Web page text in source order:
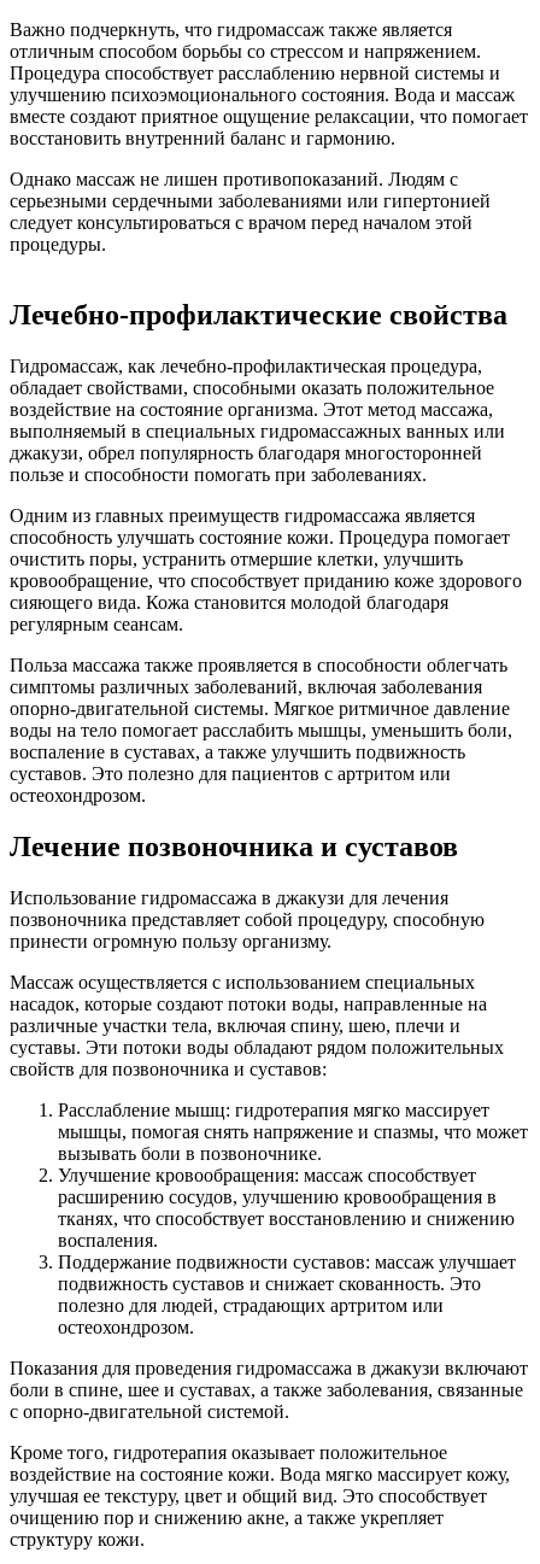
Важно подчеркнуть, что гидромассаж также является
отличным способом борьбы со стрессом и напряжением.
Процедура способствует расслаблению нервной системы и
улучшению психоэмоционального состояния. Вода и массаж
вместе создают приятное ощущение релаксации, что помогает
восстановить внутренний баланс и гармонию.
Однако массаж не лишен противопоказаний. Людям с
серьезными сердечными заболеваниями или гипертонией
следует консультироваться с врачом перед началом этой
процедуры.
Лечебно-профилактические свойства
Гидромассаж, как лечебно-профилактическая процедура,
обладает свойствами, способными оказать положительное
воздействие на состояние организма. Этот метод массажа,
выполняемый в специальных гидромассажных ванных или
джакузи, обрел популярность благодаря многосторонней
пользе и способности помогать при заболеваниях.
Одним из главных преимуществ гидромассажа является
способность улучшать состояние кожи. Процедура помогает
очистить поры, устранить отмершие клетки, улучшить
кровообращение, что способствует приданию коже здорового
сияющего вида. Кожа становится молодой благодаря
регулярным сеансам.
Польза массажа также проявляется в способности облегчать
симптомы различных заболеваний, включая заболевания
опорно-двигательной системы. Мягкое ритмичное давление
воды на тело помогает расслабить мышцы, уменьшить боли,
воспаление в суставах, а также улучшить подвижность
суставов. Это полезно для пациентов с артритом или
остеохондрозом.
Лечение позвоночника и суставов
Использование гидромассажа в джакузи для лечения
позвоночника представляет собой процедуру, способную
принести огромную пользу организму.
Массаж осуществляется с использованием специальных
насадок, которые создают потоки воды, направленные на
различные участки тела, включая спину, шею, плечи и
суставы. Эти потоки воды обладают рядом положительных
свойств для позвоночника и суставов:
Расслабление мышц: гидротерапия мягко массирует
мышцы, помогая снять напряжение и спазмы, что может
вызывать боли в позвоночнике.
Улучшение кровообращения: массаж способствует
расширению сосудов, улучшению кровообращения в
тканях, что способствует восстановлению и снижению
воспаления.
Поддержание подвижности суставов: массаж улучшает
подвижность суставов и снижает скованность. Это
полезно для людей, страдающих артритом или
остеохондрозом.
Показания для проведения гидромассажа в джакузи включают
боли в спине, шее и суставах, а также заболевания, связанные
с опорно-двигательной системой.
Кроме того, гидротерапия оказывает положительное
воздействие на состояние кожи. Вода мягко массирует кожу,
улучшая ее текстуру, цвет и общий вид. Это способствует
очищению пор и снижению акне, а также укрепляет
структуру кожи.